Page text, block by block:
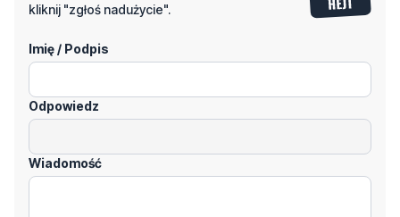
kliknij "zgłoś nadużycie".
Imię / Podpis
Odpowiedz
Wiadomość